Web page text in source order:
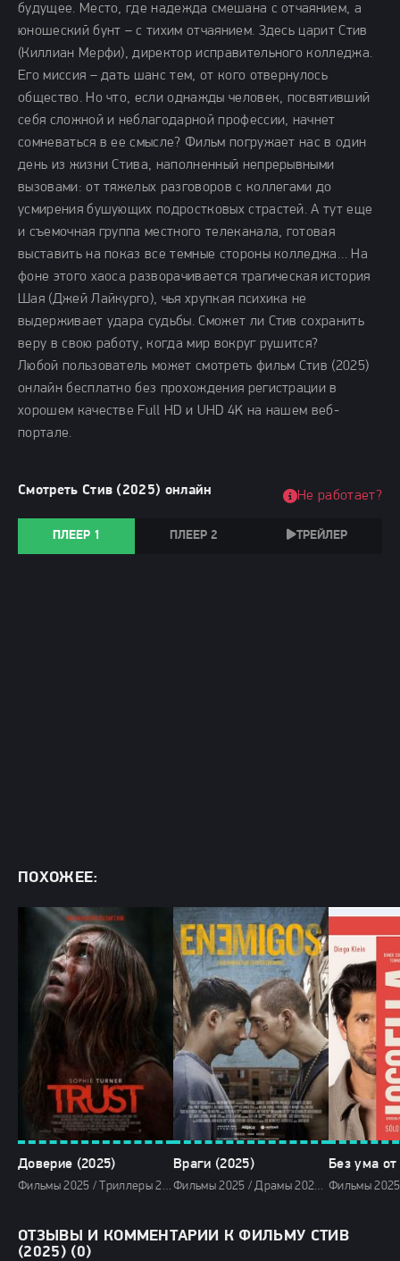
будущее. Место, где надежда смешана с отчаянием, а
юношеский бунт – с тихим отчаянием. Здесь царит Стив
(Киллиан Мерфи), директор исправительного колледжа.
Его миссия – дать шанс тем, от кого отвернулось
общество. Но что, если однажды человек, посвятивший
себя сложной и неблагодарной профессии, начнет
сомневаться в ее смысле? Фильм погружает нас в один
день из жизни Стива, наполненный непрерывными
вызовами: от тяжелых разговоров с коллегами до
усмирения бушующих подростковых страстей. А тут еще
и съемочная группа местного телеканала, готовая
выставить на показ все темные стороны колледжа… На
фоне этого хаоса разворачивается трагическая история
Шая (Джей Лайкурго), чья хрупкая психика не
выдерживает удара судьбы. Сможет ли Стив сохранить
веру в свою работу, когда мир вокруг рушится?
Любой пользователь может смотреть фильм Стив (2025)
онлайн бесплатно без прохождения регистрации в
хорошем качестве Full HD и UHD 4K на нашем веб-
портале.
Смотреть Стив (2025) онлайн
ПЛЕЕР 1 ПЛЕЕР 2 ТРЕЙЛЕР
Не работает?
ПОХОЖЕЕ:
Доверие (2025)
Фильмы 2025 / Триллеры 2025 / Зарубежные фильмы 2025 / Фильмы лета 2025 / Новинки кино 2025 / Последние фильмы 2025 / Смотреть фильмы онлайн
Враги (2025)
Фильмы 2025 / Драмы 2025 / Зарубежные фильмы 2025 / Фильмы весны 2025 / Новинки кино 2025 / Последние фильмы 2025 / Смотреть фильмы онлайн
Без ума
ОТЗЫВЫ И КОММЕНТАРИИ К ФИЛЬМУ СТИВ
(2025) (0)